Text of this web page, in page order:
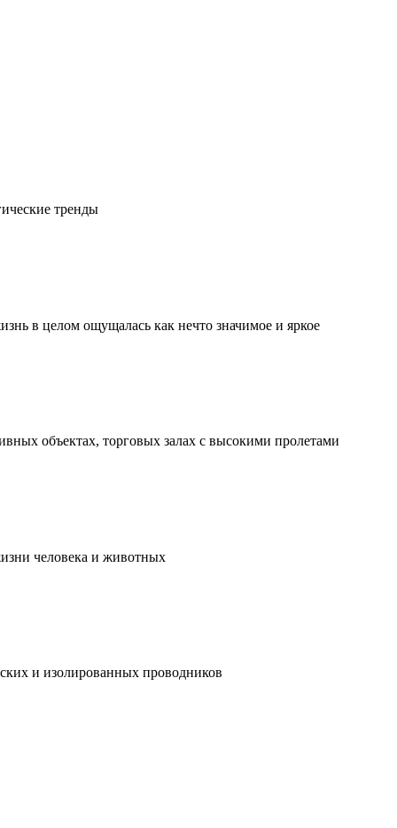
тренды
в целом ощущалась как нечто значимое и яркое
объектах, торговых залах с высокими пролетами
человека и животных
и изолированных проводников